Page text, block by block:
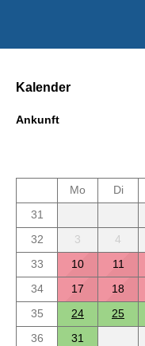
Kalender
Ankunft
Mo
Di
31
32
3 4
33
10 11
34
17 18
35
24 25
36
31